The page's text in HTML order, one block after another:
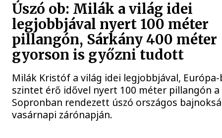
Úszó ob: Milák a világ idei
legjobbjával nyert 100 méter
pillangón, Sárkány 400 méter
gyorson is győzni tudott
Milák Kristóf a világ idei legjobbjával,
szintet érő idővel nyert 100 méter pillangón a
Sopronban rendezett úszó országos
vasárnapi zárónapján.